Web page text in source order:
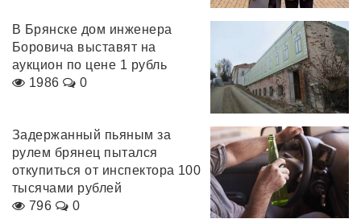
В Брянске дом инженера
Боровича выставят на
аукцион по цене 1 рубль
1986
0
Задержанный пьяным за
рулем брянец пытался
откупиться от инспектора 100
тысячами рублей
796
0